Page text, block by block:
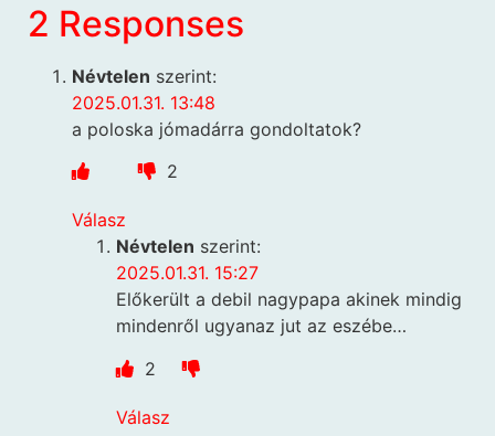
2 Responses
Névtelen szerint:
2025.01.31. 13:48
a poloska jómadárra gondoltatok?
2
Válasz
Névtelen szerint:
2025.01.31. 15:27
Előkerült a debil nagypapa akinek mindig
mindenről ugyanaz jut az eszébe…
2
Válasz